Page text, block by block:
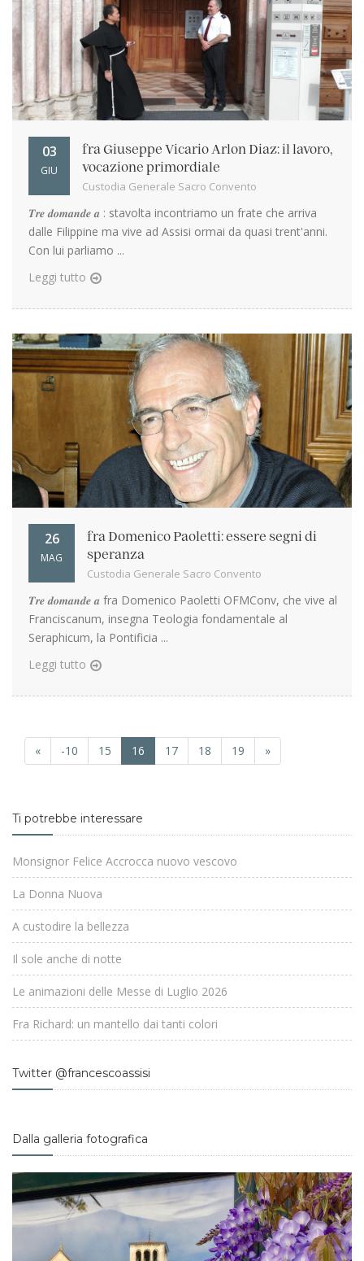
03
GIU
fra Giuseppe Vicario Arlon Diaz: il lavoro,
vocazione primordiale
Custodia Generale Sacro Convento
𝑻𝒓𝒆 𝒅𝒐𝒎𝒂𝒏𝒅𝒆 𝒂 : stavolta incontriamo un frate che arriva
dalle Filippine ma vive ad Assisi ormai da quasi trent'anni.
Con lui parliamo ...
Leggi tutto
26
MAG
fra Domenico Paoletti: essere segni di
speranza
Custodia Generale Sacro Convento
𝑻𝒓𝒆 𝒅𝒐𝒎𝒂𝒏𝒅𝒆 𝒂 fra Domenico Paoletti OFMConv, che vive al
Franciscanum, insegna Teologia fondamentale al
Seraphicum, la Pontificia ...
Leggi tutto
« -10 15 16 17 18 19 »
Ti potrebbe interessare
Monsignor Felice Accrocca nuovo vescovo
La Donna Nuova
A custodire la bellezza
Il sole anche di notte
Le animazioni delle Messe di Luglio 2026
Fra Richard: un mantello dai tanti colori
Twitter @francescoassisi
Dalla galleria fotografica